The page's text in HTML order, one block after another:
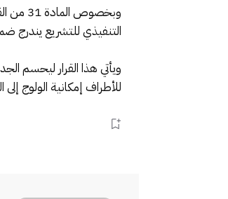
التنفيذي للتشريع يندرج
للأطراف إمكانية الولوج